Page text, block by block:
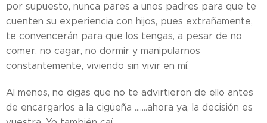
por supuesto, nunca pares a unos padres para que te
cuenten su experiencia con hijos, pues extrañamente,
te convencerán para que los tengas, a pesar de no
comer, no cagar, no dormir y manipularnos
constantemente, viviendo sin vivir en mí.
Al menos, no digas que no te advirtieron de ello antes
de encargarlos a la cigüeña .......ahora ya, la decisión es